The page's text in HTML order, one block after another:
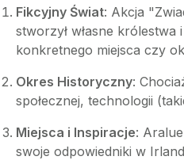
Fikcyjny Świat: Akcja
stworzył własne
konkretnego miejsca czy
Okres Historyczny:
społecznej, technologii
Miejsca i Inspiracje:
swoje odpowiedniki w